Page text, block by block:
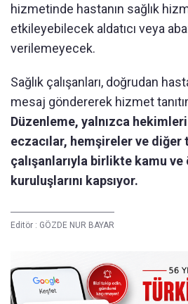
hizmetinde hastanın sağlık
etkileyebilecek aldatıcı veya
verilemeyecek.
Sağlık çalışanları, doğrudan
mesaj göndererek hizmet
Düzenleme, yalnızca
eczacılar, hemşireler ve diğer
çalışanlarıyla birlikte kamu ve
kuruluşlarını kapsıyor.
Editör : GÖZDE NUR BAYAR